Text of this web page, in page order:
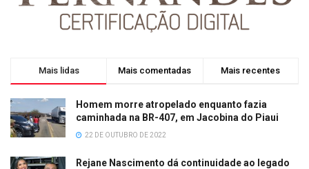
Mais lidas Mais comentadas Mais recentes
Homem morre atropelado enquanto fazia
caminhada na BR-407, em Jacobina do Piaui
22 DE OUTUBRO DE 2022
Rejane Nascimento dá continuidade ao legado